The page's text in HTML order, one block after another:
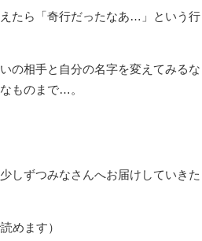
たら「奇行だったなあ…」という行
の相手と自分の名字を変えてみるな
ものまで…。
しずつみなさんへお届けしていきた
めます）